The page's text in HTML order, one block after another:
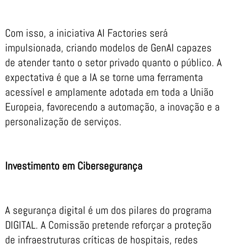
Com isso, a iniciativa AI Factories será
impulsionada, criando modelos de GenAI capazes
de atender tanto o setor privado quanto o público. A
expectativa é que a IA se torne uma ferramenta
acessível e amplamente adotada em toda a União
Europeia, favorecendo a automação, a inovação e a
personalização de serviços.
Investimento em Cibersegurança
A segurança digital é um dos pilares do programa
DIGITAL. A Comissão pretende reforçar a proteção
de infraestruturas críticas de hospitais, redes